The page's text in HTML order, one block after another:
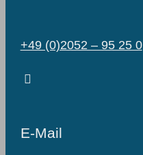
+49 (0)2052 – 95 25 0
E-Mail